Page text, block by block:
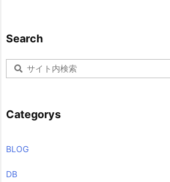
Search
Categorys
BLOG
DB